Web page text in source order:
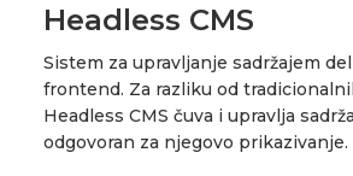
Headless CMS
Sistem za upravljanje sadržajem
frontend. Za razliku od
Headless CMS čuva i upravlja
odgovoran za njegovo prikazivanje.